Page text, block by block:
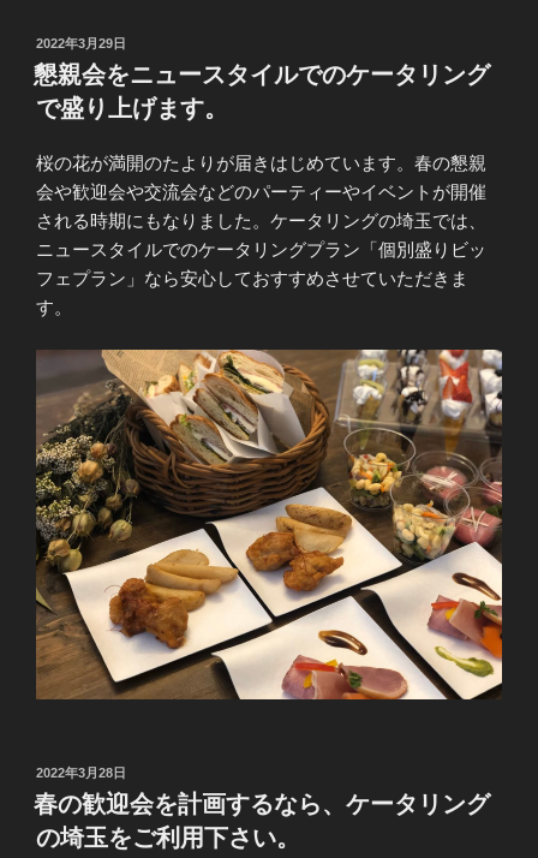
投
稿
日:
2022年3月29日
懇親会をニュースタイルでのケータリング
で盛り上げます。
桜の花が満開のたよりが届きはじめています。春の懇親
会や歓迎会や交流会などのパーティーやイベントが開催
される時期にもなりました。ケータリングの埼玉では、
ニュースタイルでのケータリングプラン「個別盛りビッ
フェプラン」なら安心しておすすめさせていただきま
す。
投
稿
日:
2022年3月28日
春の歓迎会を計画するなら、ケータリング
の埼玉をご利用下さい。